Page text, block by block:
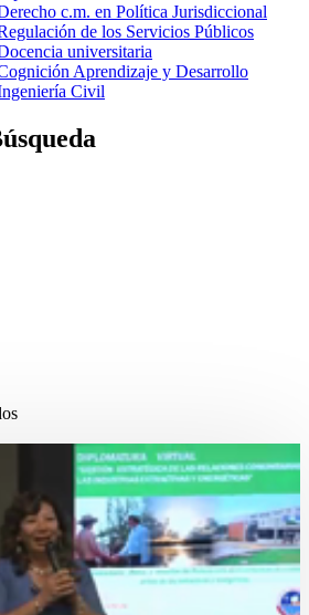
c.m. en Política Jurisdiccional
de los Servicios Públicos
universitaria
Aprendizaje y Desarrollo
Civil